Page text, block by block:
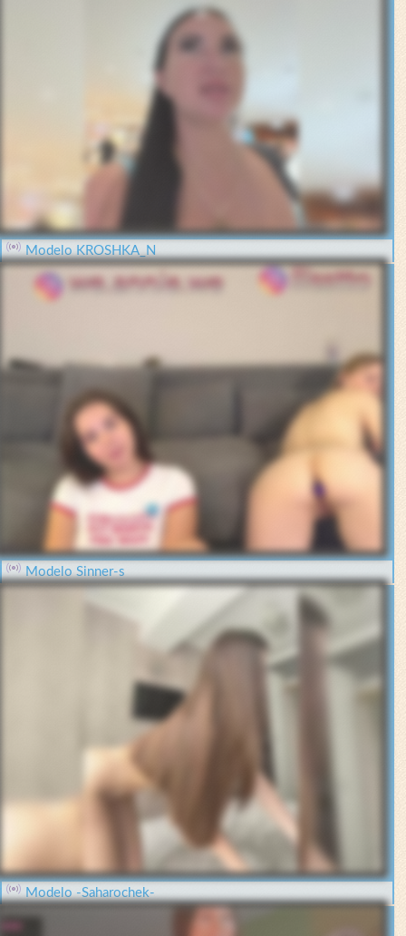
Modelo KROSHKA_N
Modelo Sinner-s
Modelo -Saharochek-